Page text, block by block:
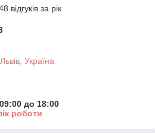
Lenovo та інших, а
всій Україні.
відгуків за рік
Україна
до 18:00
роботи